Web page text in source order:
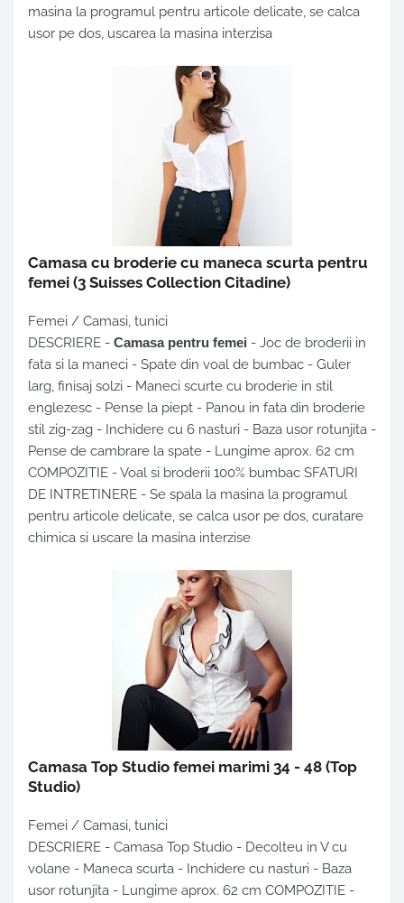
masina la programul pentru articole delicate, se calca
usor pe dos, uscarea la masina interzisa
Camasa cu broderie cu maneca scurta pentru
femei (3 Suisses Collection Citadine)
Femei / Camasi, tunici
DESCRIERE - Camasa pentru femei - Joc de broderii in
fata si la maneci - Spate din voal de bumbac - Guler
larg, finisaj solzi - Maneci scurte cu broderie in stil
englezesc - Pense la piept - Panou in fata din broderie
stil zig-zag - Inchidere cu 6 nasturi - Baza usor rotunjita -
Pense de cambrare la spate - Lungime aprox. 62 cm
COMPOZITIE - Voal si broderii 100% bumbac SFATURI
DE INTRETINERE - Se spala la masina la programul
pentru articole delicate, se calca usor pe dos, curatare
chimica si uscare la masina interzise
Camasa Top Studio femei marimi 34 - 48 (Top
Studio)
Femei / Camasi, tunici
DESCRIERE - Camasa Top Studio - Decolteu in V cu
volane - Maneca scurta - Inchidere cu nasturi - Baza
usor rotunjita - Lungime aprox. 62 cm COMPOZITIE -